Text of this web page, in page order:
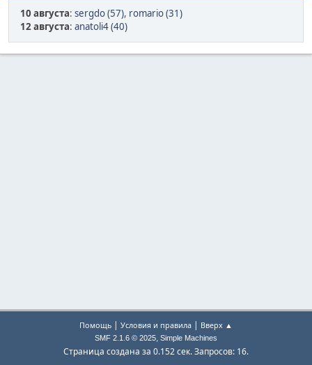
10 августа: sergdo (57), romario (31)
12 августа: anatoli4 (40)
Помощь | Условия и правила | Вверх ▲
SMF 2.1.6 © 2025, Simple Machines
Страница создана за 0.152 сек. Запросов: 16.